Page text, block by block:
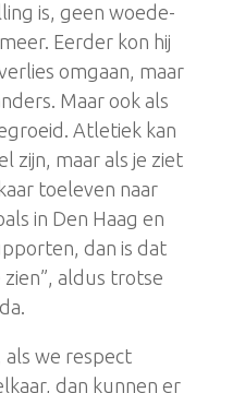
is, geen woede-
Eerder kon hij
omgaan, maar
Maar ook als
Atletiek kan
zijn, maar als je ziet
toeleven naar
in Den Haag en
dan is dat
aldus trotse
als we respect
dan kunnen er